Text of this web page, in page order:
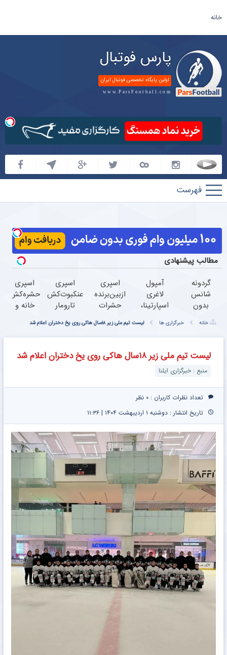
خانه
پارس فوتبال
اولین پایگاه تخصصی فوتبال ایران
www.ParsFootball.com
پارس
فوتبال
مطالب پیشنهادی
گردونه
شانس
بدون
PS5 تا
آیفون17
و بیت
کوین
آمپول
لاغری
اسپارتینا،
تومان
ارزان‌تر از
همه‌جا!
اسپری
ازبین‌برنده
حشرات
با فرمول
پیشرفته،
مقابله با
انواع
اسپری
عنکبوت‌‌کش
تارومار
انواع
عنکبوت
اسپری
حشره‌کش
خانه و
خانگی،
نابودکننده
انواع
حشرات
خانه خبرگزاری ها لیست تیم ملی زیر ۱۸سال هاکی روی یخ دختران اعلام شد
لیست تیم ملی زیر ۱۸سال هاکی روی یخ دختران اعلام شد
منبع : خبرگزاری ایلنا
تعداد نظرات کاربران : ۰ نظر
تاریخ انتشار : دوشنبه ۱ اردیبهشت ۱۴۰۴ | ۱۱:۳۶